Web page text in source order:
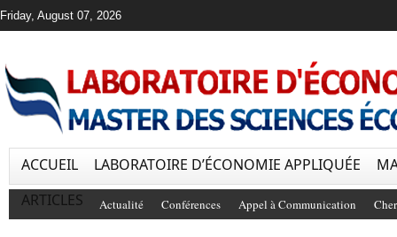
Friday, August 07, 2026
ACCUEIL LABORATOIRE D’ÉCONOMIE APPLIQUÉE
ARTICLES
Actualité Conférences Appel à Communication